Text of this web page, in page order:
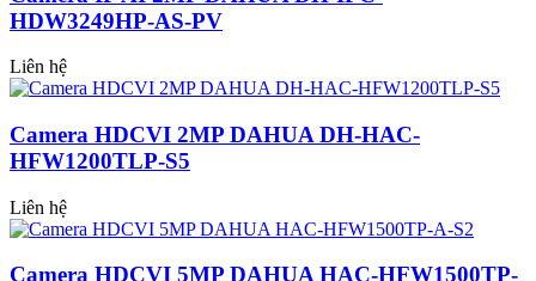
HDW3249HP-AS-PV
Liên hệ
Camera HDCVI 2MP DAHUA DH-HAC-
HFW1200TLP-S5
Liên hệ
Camera HDCVI 5MP DAHUA HAC-HFW1500TP-